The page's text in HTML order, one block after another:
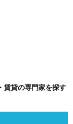
賃貸の専門家を探す